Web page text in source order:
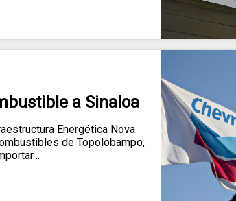
a Sinaloa
Energética Nova
de Topolobampo,